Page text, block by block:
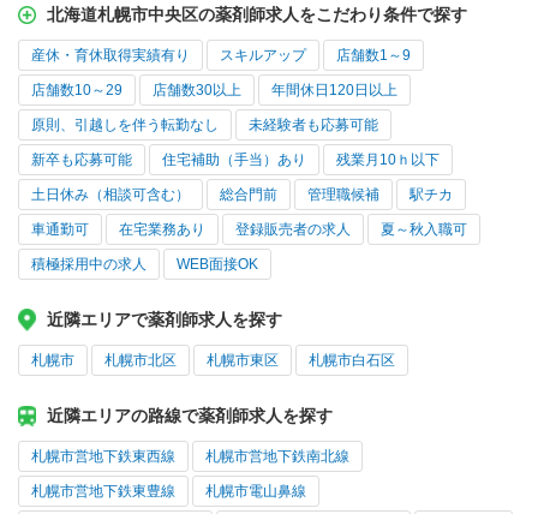
北海道札幌市中央区の薬剤師求人をこだわり条件で探す
産休・育休取得実績有り スキルアップ 店舗数1～9
店舗数10～29 店舗数30以上 年間休日120日以上
原則、引越しを伴う転勤なし 未経験者も応募可能
新卒も応募可能 住宅補助（手当）あり 残業月10ｈ以下
土日休み（相談可含む） 総合門前 管理職候補 駅チカ
車通勤可 在宅業務あり 登録販売者の求人 夏～秋入職可
積極採用中の求人 WEB面接OK
近隣エリアで薬剤師求人を探す
札幌市 札幌市北区 札幌市東区 札幌市白石区
近隣エリアの路線で薬剤師求人を探す
札幌市営地下鉄東西線 札幌市営地下鉄南北線
札幌市営地下鉄東豊線 札幌市電山鼻線